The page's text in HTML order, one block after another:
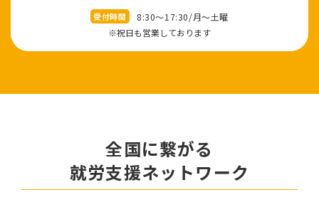
受付時間
8:30～17:30/⽉〜⼟曜
※祝⽇も営業しております
全国に繋がる
就労⽀援ネットワーク